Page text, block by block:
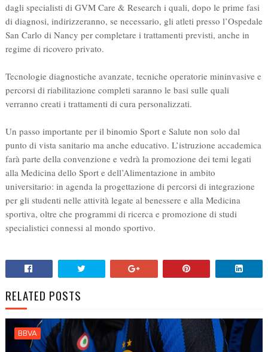
dagli specialisti di GVM Care & Research i quali, dopo le prime fasi
di diagnosi, indirizzeranno, se necessario, gli atleti presso l’Ospedale
San Carlo di Nancy per completare i trattamenti previsti, anche in
regime di ricovero privato.
Tecnologie diagnostiche avanzate, tecniche operatorie mininvasive e
percorsi di riabilitazione completi saranno le basi sulle quali
verranno creati i trattamenti di cura personalizzati.
Un passo importante per il binomio Sport e Salute non solo dal
punto di vista sanitario ma anche educativo. L’istruzione accademica
farà parte della convenzione e vedrà la promozione dei temi legati
alla Medicina dello Sport e dell’Alimentazione in ambito
universitario: in agenda la progettazione di percorsi di integrazione
per gli studenti nelle attività legate al benessere e alla Medicina
sportiva, oltre che programmi di ricerca e promozione di studi
specialistici connessi al mondo sportivo.
RELATED POSTS
BBVA